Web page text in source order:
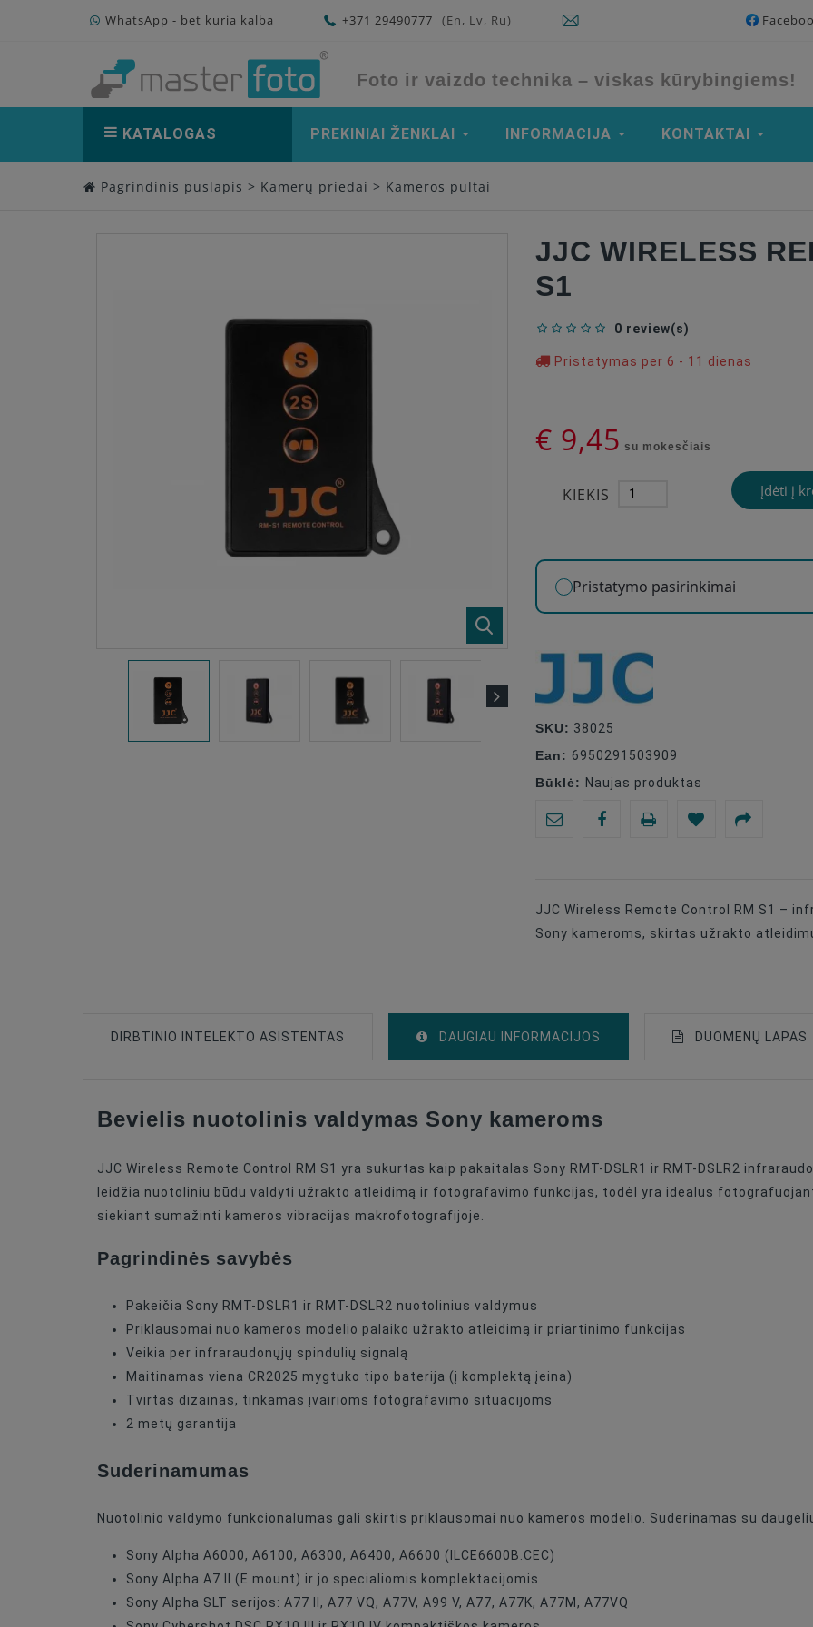
WhatsApp - bet kuria kalba +371 29490777 (En, Lv, Ru)
Foto ir vaizdo technika – viskas kūrybingiems!
KATALOGAS PREKINIAI ŽENKLAI INFORMACIJA KONTAKTAI
Pagrindinis puslapis > Kamerų priedai > Kameros pultai
JJC WIRELESS
S1
0 review(s)
Pristatymas per 6 - 11 dienas
€ 9,45 su mokesčiais
KIEKIS Įdėti į
Pristatymo pasirinkimai
SKU: 38025
Ean: 6950291503909
Būklė: Naujas produktas
JJC Wireless Remote Control RM S1 –
Sony kameroms, skirtas užrakto
DIRBTINIO INTELEKTO ASISTENTAS DAUGIAU INFORMACIJOS DUOMENŲ LAPAS
Type Of Product Remote Control Devices
Connection Type Wireless
Bevielis nuotolinis valdymas Sony kameroms
JJC Wireless Remote Control RM S1 yra sukurtas kaip pakaitalas Sony RMT-DSLR1 ir RMT-DSLR2
leidžia nuotoliniu būdu valdyti užrakto atleidimą ir fotografavimo funkcijas, todėl yra idealus
siekiant sumažinti kameros vibracijas makrofotografijoje.
Pagrindinės savybės
Pakeičia Sony RMT-DSLR1 ir RMT-DSLR2 nuotolinius valdymus
Priklausomai nuo kameros modelio palaiko užrakto atleidimą ir priartinimo funkcijas
Veikia per infraraudonųjų spindulių signalą
Maitinamas viena CR2025 mygtuko tipo baterija (į komplektą įeina)
Tvirtas dizainas, tinkamas įvairioms fotografavimo situacijoms
2 metų garantija
Suderinamumas
Nuotolinio valdymo funkcionalumas gali skirtis priklausomai nuo kameros modelio. Suderinamas su
Sony Alpha A6000, A6100, A6300, A6400, A6600 (ILCE6600B.CEC)
Sony Alpha A7 II (E mount) ir jo specialiomis komplektacijomis
Sony Alpha SLT serijos: A77 II, A77 VQ, A77V, A99 V, A77, A77K, A77M, A77VQ